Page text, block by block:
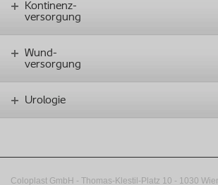
Kontinenz-
versorgung
Wund-
versorgung
Urologie
Coloplast GmbH - Thomas-Klestil-Platz 10 - 1030